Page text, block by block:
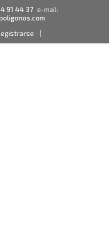
91 44 37 e-mail: